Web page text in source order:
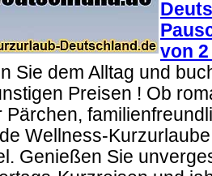
von 2
Sie dem Alltag und
Preisen ! Ob
Pärchen,
Wellness-
Genießen Sie